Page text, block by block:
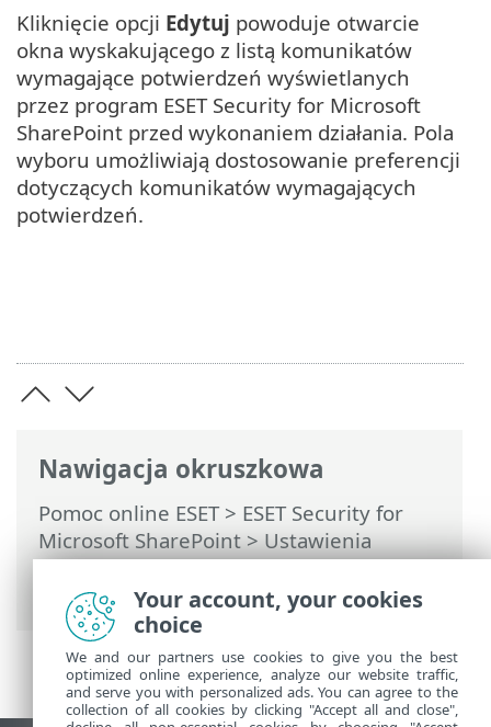
Nawigacja okruszkowa
Pomoc online ESET> ESET Security for
Microsoft SharePoint>Ustawienia
zaawansowane>Interfejs użytkownika>
Powiadomienia > Interaktywne alerty
Kliknięcie opcji Edytuj powoduje otwarcie
okna wyskakującego z listą komunikatów
wymagające potwierdzeń wyświetlanych
przez program ESET Security for Microsoft
SharePoint przed wykonaniem działania. Pola
wyboru umożliwiają dostosowanie preferencji
dotyczących komunikatów wymagających
potwierdzeń.
Your account, your cookies
choice
We and our partners use cookies to give you the best
optimized online experience, analyze our website traffic,
and serve you with personalized ads. You can agree to the
collection of all cookies by clicking "Accept all and close",